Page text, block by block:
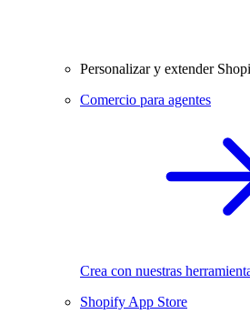
Personalizar y extender
Comercio para agentes
Crea con nuestras
Shopify App Store